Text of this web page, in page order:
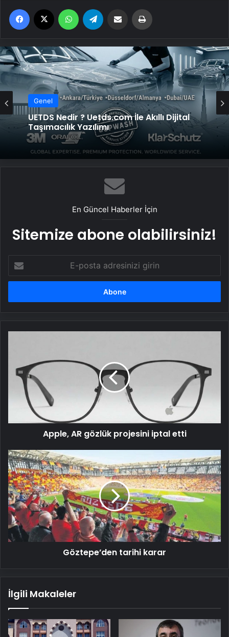
Facebook WhatsApp Email'den paylaş
Genel
UETDS Nedir ? Uetds.com İle Akıllı Dijital
Taşımacılık Yazılımı
En Güncel Haberler İçin
Sitemize abone olabilirsiniz!
posta
adresinizi
projesini
iptal
Apple, AR gözlük projesini iptal etti
Göztepe’den
tarihi
karar
Göztepe’den tarihi karar
İlgili Makaleler